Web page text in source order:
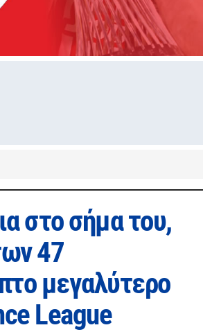
στο σήμα του,
47
μεγαλύτερο
League